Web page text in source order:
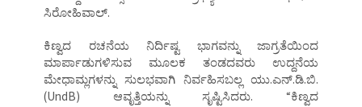
ಸಿರೋಹಿವಾಲ್.
ಕಿಣ್ವದ ರಚನೆಯ ನಿರ್ದಿಷ್ಟ ಭಾಗವನ್ನು ಜಾಗ್ರತೆಯಿಂದ
ಮಾರ್ಪಾಡುಗಳಿಸುವ ಮೂಲಕ ತಂಡದವರು ಉದ್ದನೆಯ
ಮೇಧಾಮ್ಲಗಳನ್ನು ಸುಲಭವಾಗಿ ನಿರ್ವಹಿಸಬಲ್ಲ ಯು.ಎನ್.ಡಿ.ಬಿ.
(UndB) ಆವೃತ್ತಿಯನ್ನು ಸೃಷ್ಟಿಸಿದರು. “ಕಿಣ್ವದ